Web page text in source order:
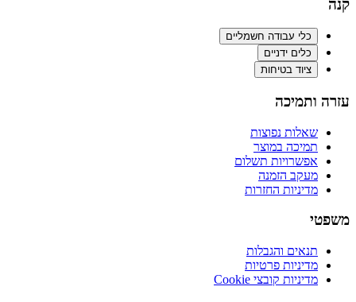
קנה
כלי עבודה חשמליים
כלים ידניים
ציוד בטיחות
עזרה ותמיכה
שאלות נפוצות
תמיכה במוצר
אפשרויות תשלום
מעקב הזמנה
מדיניות החזרות
משפטי
תנאים והגבלות
מדיניות פרטיות
מדיניות קובצי Cookie